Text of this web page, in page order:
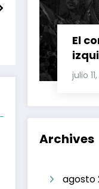
El
la
julio
Archives
agosto